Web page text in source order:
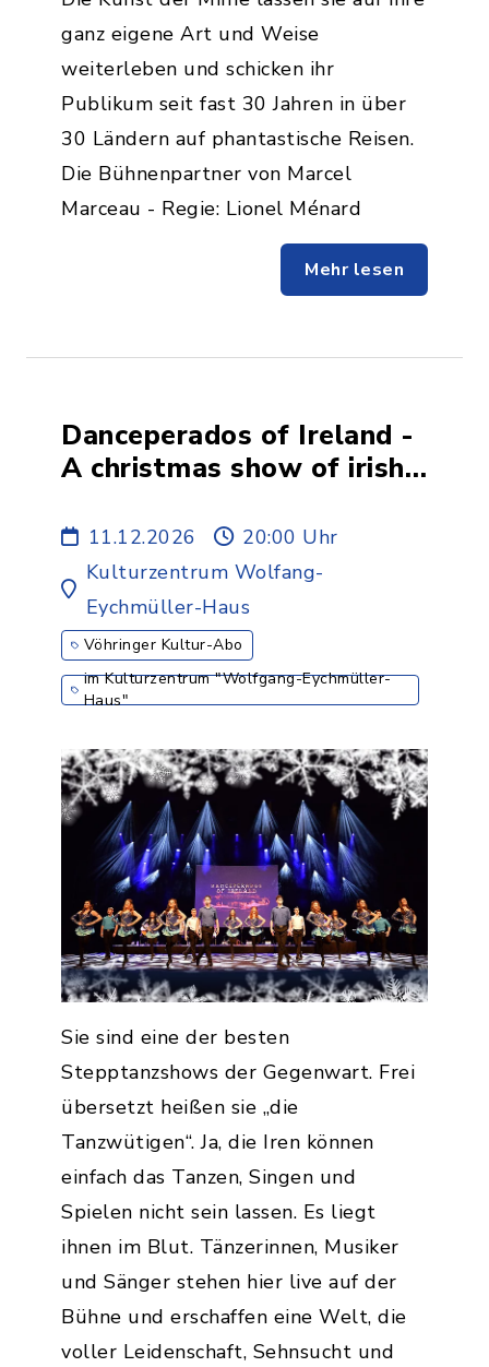
ganz eigene Art und Weise
weiterleben und schicken ihr
Publikum seit fast 30 Jahren in über
30 Ländern auf phantastische Reisen.
Die Bühnenpartner von Marcel
Marceau - Regie: Lionel Ménard
Mehr lesen
Danceperados of Ireland -
A christmas show of irish
3.ABO
11.12.2026
20:00 Uhr
Kulturzentrum Wolfang-
Eychmüller-Haus
Vöhringer Kultur-Abo
im Kulturzentrum "Wolfgang-Eychmüller-
Haus"
Sie sind eine der besten
Stepptanzshows der Gegenwart. Frei
übersetzt heißen sie „die
Tanzwütigen“. Ja, die Iren können
einfach das Tanzen, Singen und
Spielen nicht sein lassen. Es liegt
ihnen im Blut. Tänzerinnen, Musiker
und Sänger stehen hier live auf der
Bühne und erschaffen eine Welt, die
voller Leidenschaft, Sehnsucht und